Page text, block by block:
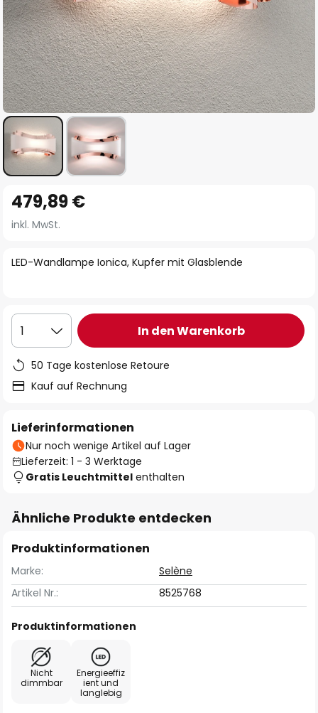
Anfang
der
springen
LED-Wandlampe Ionica, Kupfer mit Glasblende
479,89 €
inkl. MwSt.
1 In den Warenkorb
50 Tage kostenlose Retoure
Kauf auf Rechnung
Lieferinformationen
Nur noch wenige Artikel auf Lager
Lieferzeit: 1 - 3 Werktage
Gratis Leuchtmittel enthalten
Ähnliche Produkte entdecken
Produktinformationen
Marke:
Selène
Artikel Nr.:
8525768
Produktinformationen
Nicht
dimmbar
Energieeffiz
ient und
langlebig